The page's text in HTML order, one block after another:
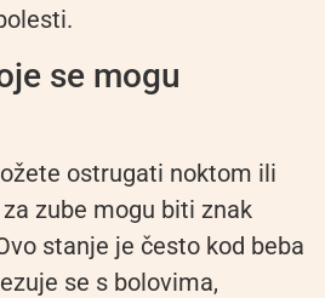
se mogu
ostrugati noktom ili
zube mogu biti znak
stanje je često kod beba
se s bolovima,